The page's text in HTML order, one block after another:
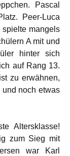
Pascal
Peer-Luca
mangels
A mit und
hinter sich
auf Rang 13.
zu erwähnen,
noch etwas
Altersklasse!
zum Sieg mit
war Karl